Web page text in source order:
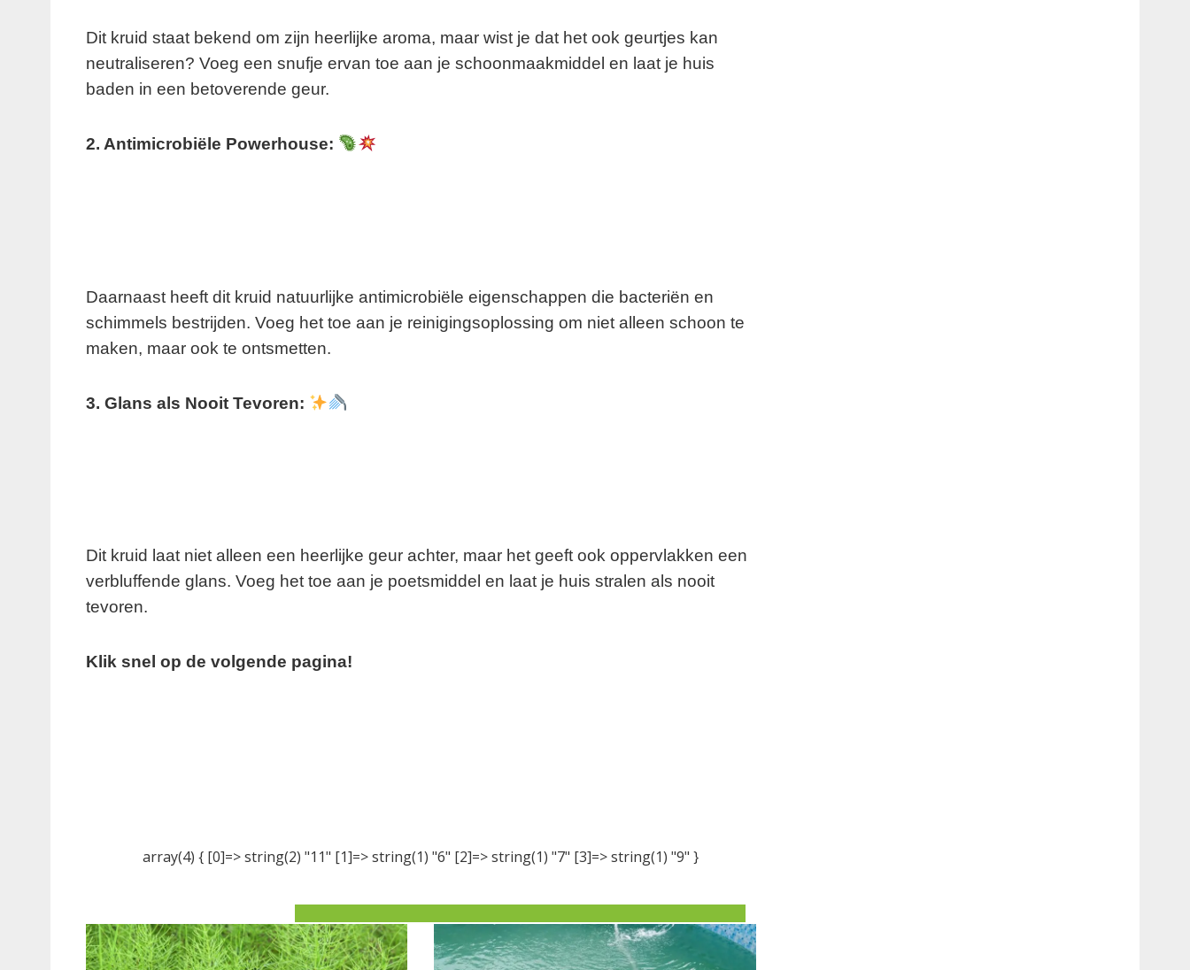
Dit kruid staat bekend om zijn heerlijke aroma, maar wist je dat het ook geurtjes kan
neutraliseren? Voeg een snufje ervan toe aan je schoonmaakmiddel en laat je huis
baden in een betoverende geur.
2. Antimicrobiële Powerhouse:
Daarnaast heeft dit kruid natuurlijke antimicrobiële eigenschappen die bacteriën en
schimmels bestrijden. Voeg het toe aan je reinigingsoplossing om niet alleen schoon te
maken, maar ook te ontsmetten.
3. Glans als Nooit Tevoren:
Dit kruid laat niet alleen een heerlijke geur achter, maar het geeft ook oppervlakken een
verbluffende glans. Voeg het toe aan je poetsmiddel en laat je huis stralen als nooit
tevoren.
Klik snel op de volgende pagina!
array(4) { [0]=> string(2) "11" [1]=> string(1) "6" [2]=> string(1) "7" [3]=> string(1) "9" }